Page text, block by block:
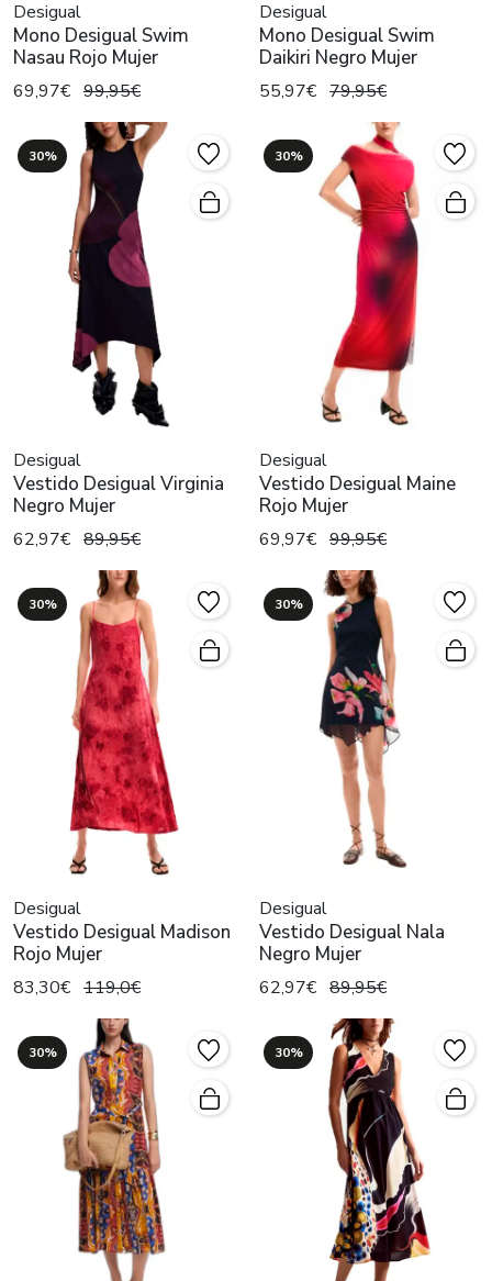
Desigual
Mono Desigual Swim
Nasau Rojo Mujer
69,97€ 99,95€
Desigual
Mono Desigual Swim
Daikiri Negro Mujer
55,97€ 79,95€
30%
Desigual
Vestido Desigual Virginia
Negro Mujer
62,97€ 89,95€
30%
Desigual
Vestido Desigual Maine
Rojo Mujer
69,97€ 99,95€
30%
Desigual
Vestido Desigual Madison
Rojo Mujer
83,30€ 119,0€
30%
Desigual
Vestido Desigual Nala
Negro Mujer
62,97€ 89,95€
30% 30%